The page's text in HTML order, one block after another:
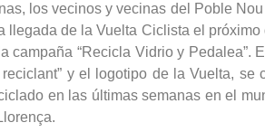
los vecinos y vecinas del Poble
llegada de la Vuelta Ciclista el
campaña “Recicla Vidrio y
reciclant” y el logotipo de la Vuelta,
en las últimas semanas en el